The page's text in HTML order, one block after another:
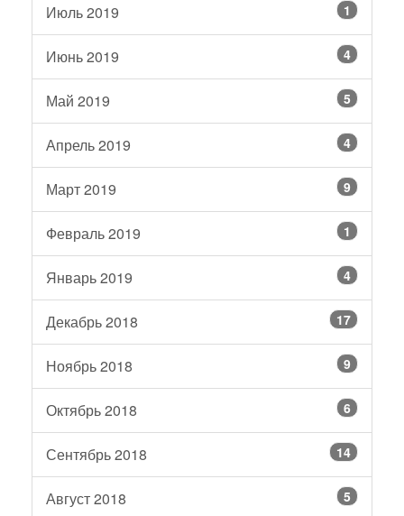
Июль 2019 1
Июнь 2019 4
Май 2019 5
Апрель 2019 4
Март 2019 9
Февраль 2019 1
Январь 2019 4
Декабрь 2018 17
Ноябрь 2018 9
Октябрь 2018 6
Сентябрь 2018 14
Август 2018 5